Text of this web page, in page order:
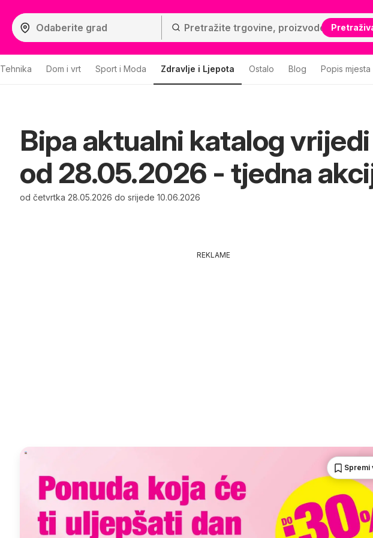
Tehnika Dom i vrt Sport i Moda Zdravlje i Ljepota Ostalo Blog Popis mjesta
Bipa aktualni katalog vrijedi
od 28.05.2026 - tjedna
od četvrtka 28.05.2026 do srijede 10.06.2026
REKLAME
Spremi